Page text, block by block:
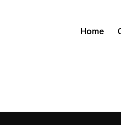
Home